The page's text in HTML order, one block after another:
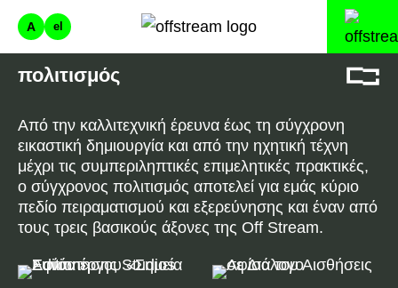
A el
πολιτισμός
Από την καλλιτεχνική έρευνα έως τη σύγχρονη
εικαστική δημιουργία και από την ηχητική τέχνη
μέχρι τις συμπεριληπτικές επιμελητικές πρακτικές,
ο σύγχρονος πολιτισμός αποτελεί για εμάς κύριο
πεδίο πειραματισμού και εξερεύνησης και έναν από
τους τρεις βασικούς άξονες της Off Stream.